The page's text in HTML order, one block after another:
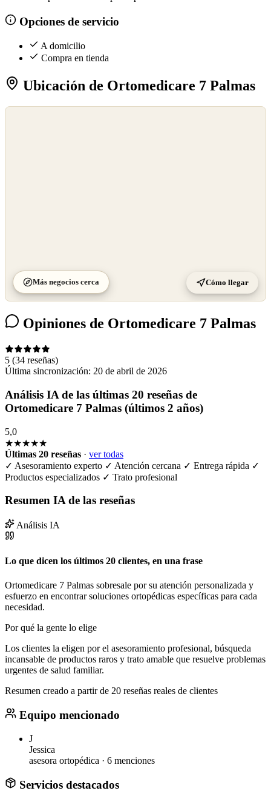
Opciones de servicio
A domicilio
Compra en tienda
Ubicación de Ortomedicare 7 Palmas
Más negocios cerca Cómo llegar
Opiniones de Ortomedicare 7 Palmas
5 (34 reseñas)
Última sincronización: 20 de abril de 2026
Análisis IA de las últimas 20 reseñas de
Ortomedicare 7 Palmas (últimos 2 años)
5,0
★★★★★
Últimas 20 reseñas · ver todas
✓ Asesoramiento experto ✓ Atención cercana ✓ Entrega rápida ✓
Productos especializados ✓ Trato profesional
Resumen IA de las reseñas
Análisis IA
Lo que dicen los últimos 20 clientes, en una frase
Ortomedicare 7 Palmas sobresale por su atención personalizada y
esfuerzo en encontrar soluciones ortopédicas específicas para cada
necesidad.
Por qué la gente lo elige
Los clientes la eligen por el asesoramiento profesional, búsqueda
incansable de productos raros y trato amable que resuelve problemas
urgentes de salud familiar.
Resumen creado a partir de 20 reseñas reales de clientes
Equipo mencionado
J
Jessica
asesora ortopédica · 6 menciones
Servicios destacados